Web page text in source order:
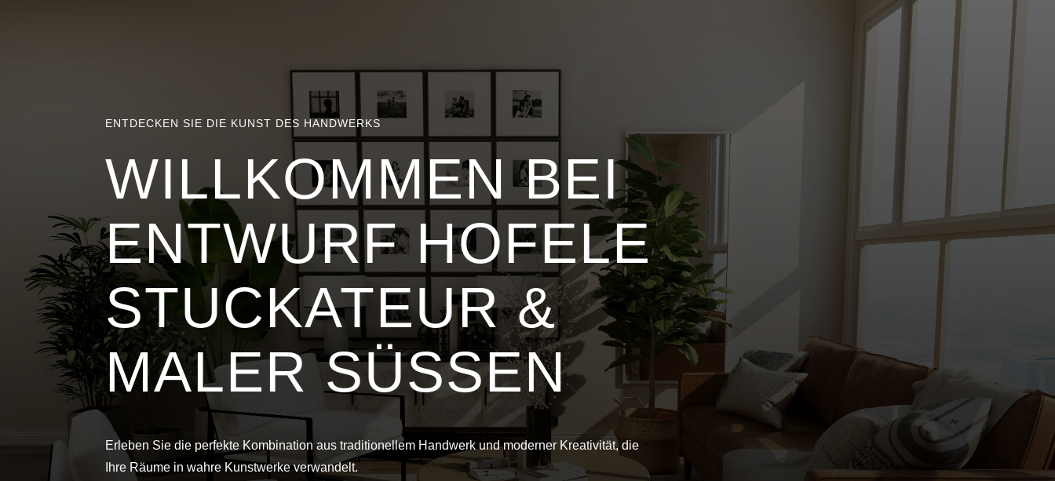
ENTDECKEN SIE DIE KUNST DES HANDWERKS
WILLKOMMEN BEI
ENTWURF HOFELE
STUCKATEUR &
MALER SÜSSEN
Erleben Sie die perfekte Kombination aus traditionellem Handwerk und moderner Kreativität, die
Ihre Räume in wahre Kunstwerke verwandelt.